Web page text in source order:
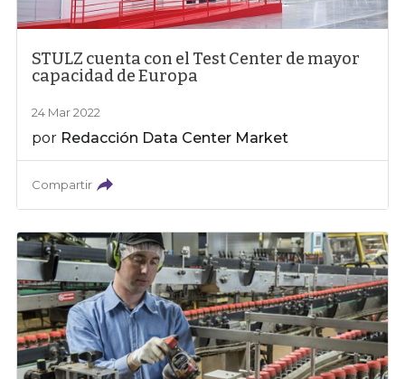
STULZ cuenta con el Test Center de mayor
capacidad de Europa
24 Mar 2022
por Redacción Data Center Market
Compartir